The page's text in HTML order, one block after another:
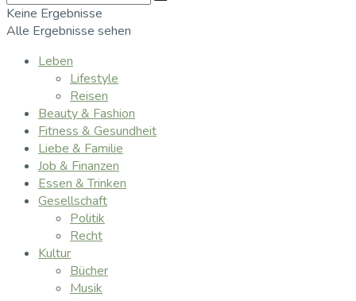
Keine Ergebnisse
Alle Ergebnisse sehen
Leben
Lifestyle
Reisen
Beauty & Fashion
Fitness & Gesundheit
Liebe & Familie
Job & Finanzen
Essen & Trinken
Gesellschaft
Politik
Recht
Kultur
Bücher
Musik